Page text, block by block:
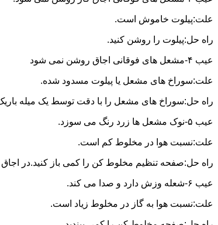
علت:پیلوت خاموش است.
راه حل:پیلوت را روشن کنید.
عیب ۴-مشعل های فوقانی اجاق روشن نمی شود
علت:سوراخ های مشعل یا پیلوت مسدود شده.
راه حل:سوراخ های مشعل را با دقت توسط یک میله باریک
عیب ۵-نوک مشعل ها زرد رنگ می سوزد.
علت:نسبت هوا در مخلوط کم است.
راه حل:صفحه تنظیم مخلوط کن را کمی باز کنید.در اجاق
عیب ۶-شعله وزش دارد و صدا می کند.
علت:نسبت هوا به گاز در مخلوط زیاد است.